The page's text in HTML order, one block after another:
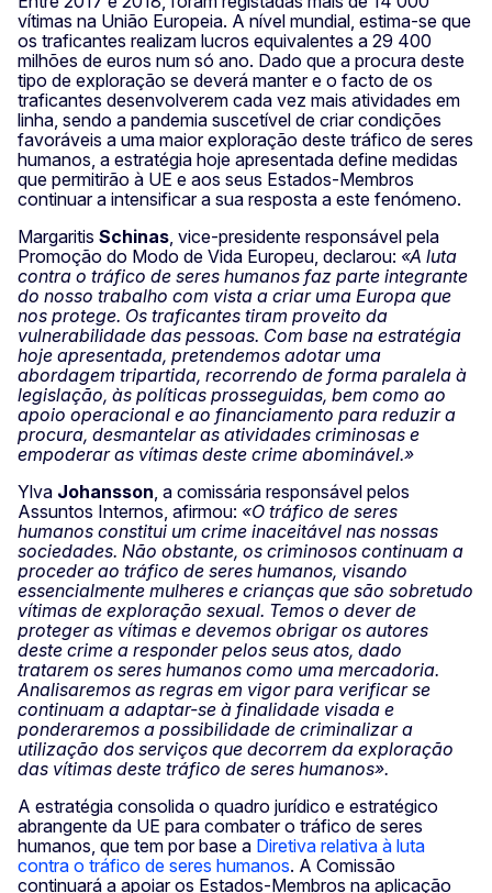
vítimas na União Europeia. A nível mundial, estima-se que
os traficantes realizam lucros equivalentes a 29 400
milhões de euros num só ano. Dado que a procura deste
tipo de exploração se deverá manter e o facto de os
traficantes desenvolverem cada vez mais atividades em
linha, sendo a pandemia suscetível de criar condições
favoráveis a uma maior exploração deste tráfico de seres
humanos, a estratégia hoje apresentada define medidas
que permitirão à UE e aos seus Estados-Membros
continuar a intensificar a sua resposta a este fenómeno.
Margaritis Schinas , vice-presidente responsável pela
Promoção do Modo de Vida Europeu, declarou: «A luta
contra o tráfico de seres humanos faz parte integrante
do nosso trabalho com vista a criar uma Europa que
nos protege. Os traficantes tiram proveito da
vulnerabilidade das pessoas. Com base na estratégia
hoje apresentada, pretendemos adotar uma
abordagem tripartida, recorrendo de forma paralela à
legislação, às políticas prosseguidas, bem como ao
apoio operacional e ao financiamento para reduzir a
procura, desmantelar as atividades criminosas e
empoderar as vítimas deste crime abominável.»
Ylva Johansson , a comissária responsável pelos
Assuntos Internos, afirmou: «O tráfico de seres
humanos constitui um crime inaceitável nas nossas
sociedades. Não obstante, os criminosos continuam a
proceder ao tráfico de seres humanos, visando
essencialmente mulheres e crianças que são sobretudo
vítimas de exploração sexual. Temos o dever de
proteger as vítimas e devemos obrigar os autores
deste crime a responder pelos seus atos, dado
tratarem os seres humanos como uma mercadoria.
Analisaremos as regras em vigor para verificar se
continuam a adaptar-se à finalidade visada e
ponderaremos a possibilidade de criminalizar a
utilização dos serviços que decorrem da exploração
das vítimas deste tráfico de seres humanos».
A estratégia consolida o quadro jurídico e estratégico
abrangente da UE para combater o tráfico de seres
humanos, que tem por base a Diretiva relativa à luta
contra o tráfico de seres humanos. A Comissão
continuará a apoiar os Estados-Membros na aplicação